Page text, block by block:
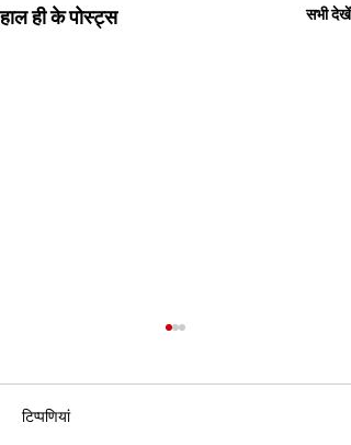
हाल ही के पोस्ट्स सभी देखें
टिप्पणियां